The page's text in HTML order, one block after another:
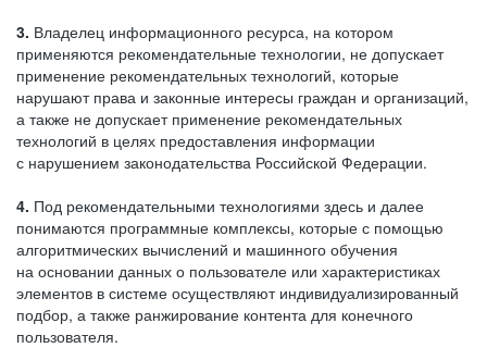
3. Владелец информационного ресурса, на котором
применяются рекомендательные технологии, не допускает
применение рекомендательных технологий, которые
нарушают права и законные интересы граждан и организаций,
а также не допускает применение рекомендательных
технологий в целях предоставления информации
с нарушением законодательства Российской Федерации.
4. Под рекомендательными технологиями здесь и далее
понимаются программные комплексы, которые с помощью
алгоритмических вычислений и машинного обучения
на основании данных о пользователе или характеристиках
элементов в системе осуществляют индивидуализированный
подбор, а также ранжирование контента для конечного
пользователя.